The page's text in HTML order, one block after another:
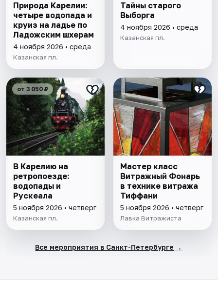
Природа Карелии:
четыре водопада и
круиз на ладье по
Ладожским шхерам
4 ноября 2026 • среда
Казанская пл.
Тайны старого
Выборга
4 ноября 2026 • среда
Казанская пл.
от 3 050 ₽
В Карелию на
ретропоезде:
водопады и
Рускеала
5 ноября 2026 • четверг
Казанская пл.
Мастер класс
Витражный Фонарь
в технике витража
Тиффани
5 ноября 2026 • четверг
Лавка Витражиста
Все мероприятия в Санкт-Петербурге →